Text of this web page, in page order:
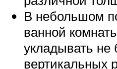
В небольшом
ванной
укладывать не
вертикальных